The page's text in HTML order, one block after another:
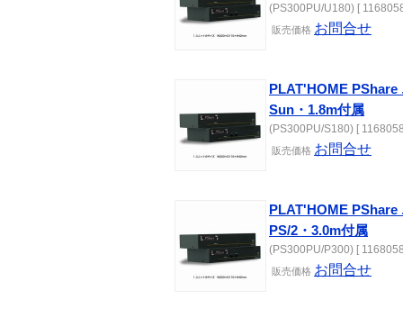
(PS300PU/U180) [
販売価格 お問合せ
PLAT'HOME PShare
Sun・1.8m付属
(PS300PU/S180) [
販売価格 お問合せ
PLAT'HOME PShare
PS/2・3.0m付属
(PS300PU/P300) [
販売価格 お問合せ